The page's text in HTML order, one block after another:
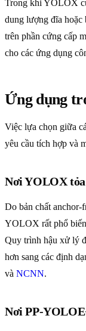
Trong khi YOLOX
dung lượng đĩa
trên phần cứng cấp
cho các ứng dụng
Ứng dụng
Việc lựa chọn giữa
yêu cầu tích hợp và
Nơi YOLOX tỏa
Do bản chất anchor-
YOLOX rất phổ
Quy trình hậu xử lý
hơn sang các định
và NCNN.
Nơi PP-